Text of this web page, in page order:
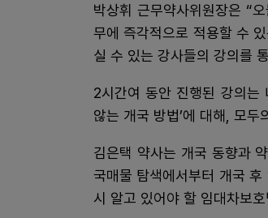
박상휘 근무약사위원장은 “
무에 즉각적으로 적용할 수
실 수 있는 강사들의 강의를
2시간여 동안 진행된 강의는
않는 개국 방법’에 대해, 모두
김은택 약사는 개국 동향과
국매물 탐색에서부터 개국
시 알고 있어야 할 임대차보